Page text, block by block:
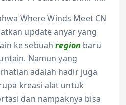
Where Winds Meet CN
update anyar yang
ke sebuahregion baru
Namun yang
adalah hadir juga
kreasi alat untuk
dan nampaknya bisa